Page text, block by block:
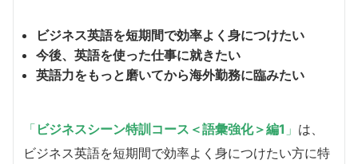
ビジネス英語を短期間で効率よく身につけたい
今後、英語を使った仕事に就きたい
英語力をもっと磨いてから海外勤務に臨みたい
「 ビジネスシーン特訓コース＜語彙強化＞編1 」 は、
ビジネス英語を短期間で効率よく身につけたい方に特